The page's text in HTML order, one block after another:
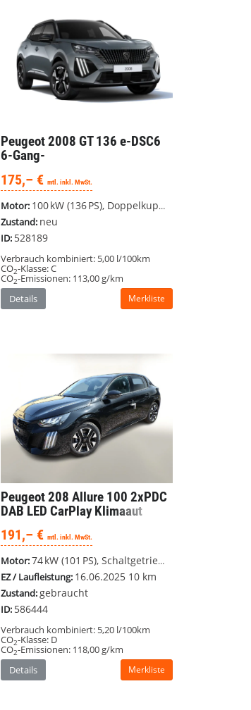
Peugeot 2008 GT 136 e-DSC6
6-Gang-
#Panorama #AHK #Navigation
175,– € mtl. inkl. MwSt.
Motor: 100 kW (136 PS), Doppelkupplungsgetriebe (DSG), Frontantrieb
Zustand: neu
ID: 528189
Verbrauch kombiniert: 5,00 l/100km
CO2-Klasse:C
CO2-Emissionen: 113,00 g/km
Details
Merkliste
Peugeot 208 Allure 100 2xPDC
DAB LED CarPlay Klimaaut
191,– € mtl. inkl. MwSt.
Motor:74 kW (101 PS), Schaltgetriebe, Frontantrieb
EZ / Laufleistung: 16.06.2025 10 km
Zustand:gebraucht
ID: 586444
Verbrauch kombiniert: 5,20 l/100km
CO2-Klasse: D
CO2-Emissionen: 118,00 g/km
Details
Merkliste